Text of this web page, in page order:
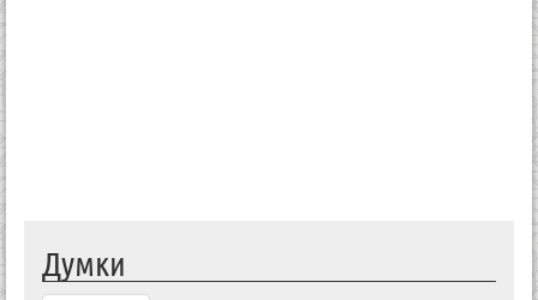
Думки